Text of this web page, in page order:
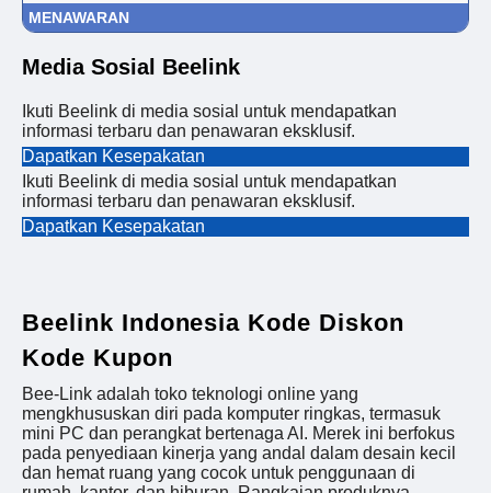
MENAWARAN
Media Sosial Beelink
Ikuti Beelink di media sosial untuk mendapatkan
informasi terbaru dan penawaran eksklusif.
Dapatkan Kesepakatan
Ikuti Beelink di media sosial untuk mendapatkan
informasi terbaru dan penawaran eksklusif.
Dapatkan Kesepakatan
Beelink Indonesia Kode Diskon
Kode Kupon
Bee-Link adalah toko teknologi online yang
mengkhususkan diri pada komputer ringkas, termasuk
mini PC dan perangkat bertenaga AI. Merek ini berfokus
pada penyediaan kinerja yang andal dalam desain kecil
dan hemat ruang yang cocok untuk penggunaan di